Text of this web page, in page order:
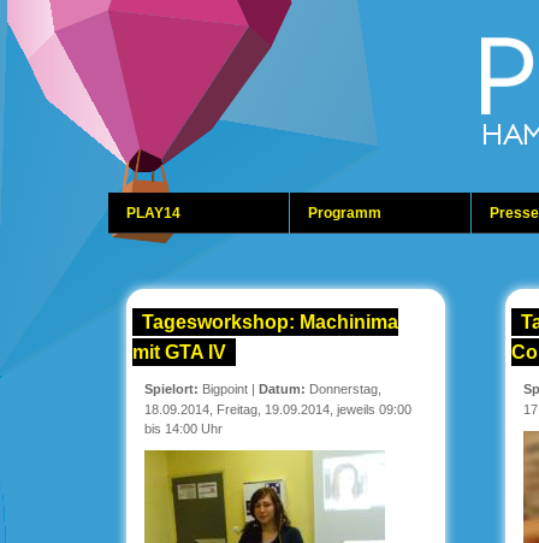
PLAY14 Programm Presse
Tagesworkshop: Machinima
mit GTA IV
Spielort: Bigpoint | Datum: Donnerstag,
18.09.2014, Freitag, 19.09.2014, jeweils 09:00
bis 14:00 Uhr